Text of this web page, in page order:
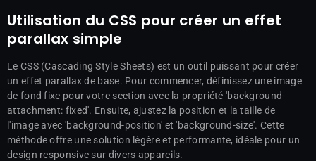
Utilisation du CSS pour créer un effet
parallax simple
Le CSS (Cascading Style Sheets) est un outil puissant pour créer
un effet parallax de base. Pour commencer, définissez une image
de fond fixe pour votre section avec la propriété 'background-
attachment: fixed'. Ensuite, ajustez la position et la taille de
l'image avec 'background-position' et 'background-size'. Cette
méthode offre une solution légère et performante, idéale pour un
design responsive sur divers appareils.